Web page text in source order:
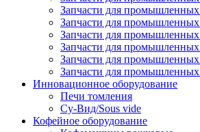
Запчасти для
Запчасти для
Запчасти для
Запчасти для
Запчасти для промышленных
Запчасти для
Инновационное оборудование
Печи томления
Су-Вид/Sous vide
Кофейное оборудование